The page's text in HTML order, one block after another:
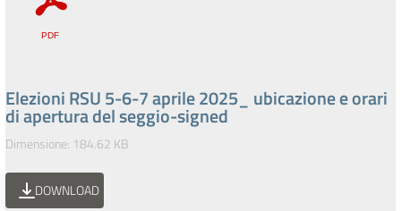
Elezioni RSU 5-6-7 aprile 2025_ ubicazione e orari
di apertura del seggio-signed
Dimensione: 184.62 KB
DOWNLOAD